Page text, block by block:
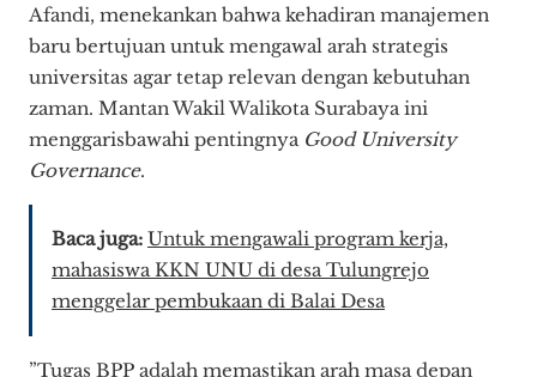
Afandi, menekankan bahwa kehadiran manajemen
baru bertujuan untuk mengawal arah strategis
universitas agar tetap relevan dengan kebutuhan
zaman. Mantan Wakil Walikota Surabaya ini
menggarisbawahi pentingnya Good University
Governance.
Baca juga: Untuk mengawali program kerja,
mahasiswa KKN UNU di desa Tulungrejo
menggelar pembukaan di Balai Desa
​”Tugas BPP adalah memastikan arah masa depan